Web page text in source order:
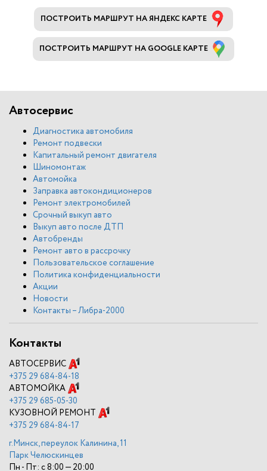
ПОСТРОИТЬ МАРШРУТ НА ЯНДЕКС КАРТЕ
ПОСТРОИТЬ МАРШРУТ НА GOOGLE КАРТЕ
Автосервис
Диагностика автомобиля
Ремонт подвески
Капитальный ремонт двигателя
Шиномонтаж
Автомойка
Заправка автокондиционеров
Ремонт электромобилей
Срочный выкуп авто
Выкуп авто после ДТП
Автобренды
Ремонт авто в рассрочку
Пользовательское соглашение
Политика конфиденциальности
Акции
Новости
Контакты – Либра-2000
Контакты
АВТОСЕРВИС
+375 29 684-84-18
АВТОМОЙКА
+375 29 685-05-30
КУЗОВНОЙ РЕМОНТ
+375 29 684-84-17
г.Минск, переулок Калинина, 11
Парк Челюскинцев
Пн - Пт: с 8:00 — 20:00